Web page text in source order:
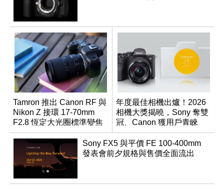
Tamron 推出 Canon RF 與
Nikon Z 接環 17-70mm
F2.8 恆定大光圈標準變焦
鏡
年度最佳相機出爐！2026
相機大獎揭曉，Sony 奪雙
冠、Canon 獲用戶青睞
Sony FX5 與平價 FE 100-400mm
發表會前夕規格與售價全面流出